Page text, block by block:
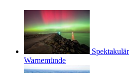
Warnemünde